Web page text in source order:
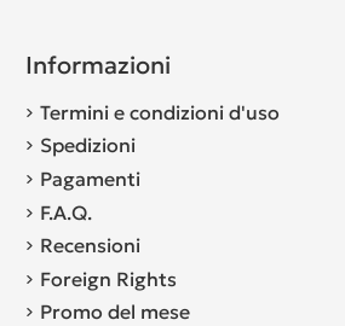
Informazioni
Termini e condizioni d'uso
Spedizioni
Pagamenti
F.A.Q.
Recensioni
Foreign Rights
Promo del mese